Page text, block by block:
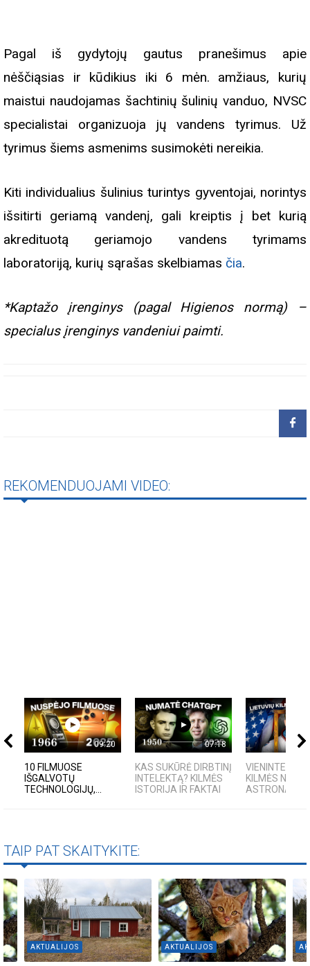
Pagal iš gydytojų gautus pranešimus apie
nėščiąsias ir kūdikius iki 6 mėn. amžiaus, kurių
maistui naudojamas šachtinių šulinių vanduo, NVSC
specialistai organizuoja jų vandens tyrimus. Už
tyrimus šiems asmenims susimokėti nereikia.
Kiti individualius šulinius turintys gyventojai, norintys
išsitirti geriamą vandenį, gali kreiptis į bet kurią
akredituotą geriamojo vandens tyrimams
laboratoriją, kurių sąrašas skelbiamas čia.
*Kaptažo įrenginys (pagal Higienos normą) –
specialus įrenginys vandeniui paimti.
REKOMENDUOJAMI VIDEO:
09:20
10 FILMUOSE
IŠGALVOTŲ
TECHNOLOGIJŲ,...
07:18
KAS SUKŪRĖ DIRBTINĮ
INTELEKTĄ? KILMĖS
ISTORIJA IR FAKTAI
VIENINTELIS
KILMĖS NASA
TAIP PAT SKAITYKITE:
AKTUALIJOS AKTUALIJOS